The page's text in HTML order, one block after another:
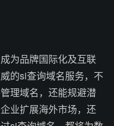
为品牌国际化及互联
的si查询域名服务，不
理域名，还能规避潜
业扩展海外市场，还